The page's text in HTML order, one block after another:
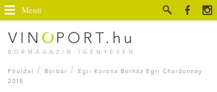
BORMAGAZIN IGÉNYESEN
Menü
Főoldal / Borbár /
Egri Korona Borház Egri Chardonnay
2015